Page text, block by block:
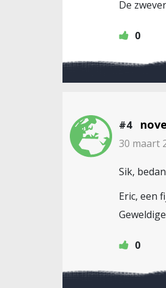
De
0
#4 nove
30 maart
Sik,
Eric, een
0